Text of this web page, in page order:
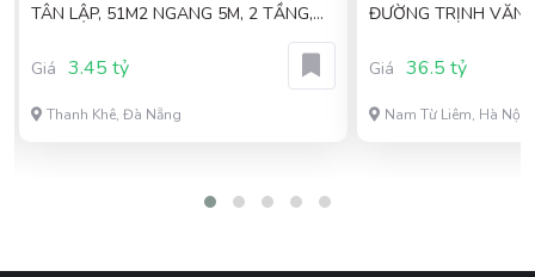
TÂN LẬP, 51M2 NGANG 5M, 2 TẦNG,
Giá 3.45 tỷ
Thanh Khê, Đà Nẵng
ĐƯỜNG TRỊNH VĂN
Giá 36.5 tỷ
Nam Từ Liêm, Hà Nội